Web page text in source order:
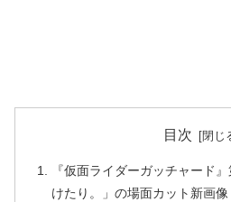
目次
『仮面ライダーガッチャード
けたり。」の場面カット新画像